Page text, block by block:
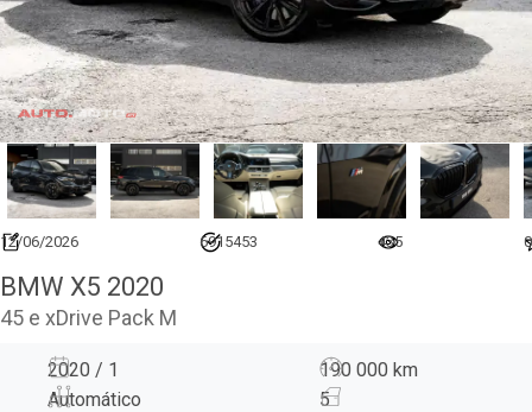
12/06/2026 6915453 435 0
BMW X5 2020
45 e xDrive Pack M
2020 / 1
190 000 km
Automático
5